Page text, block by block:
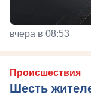
вчера в 08:53
Происшествия
Шесть